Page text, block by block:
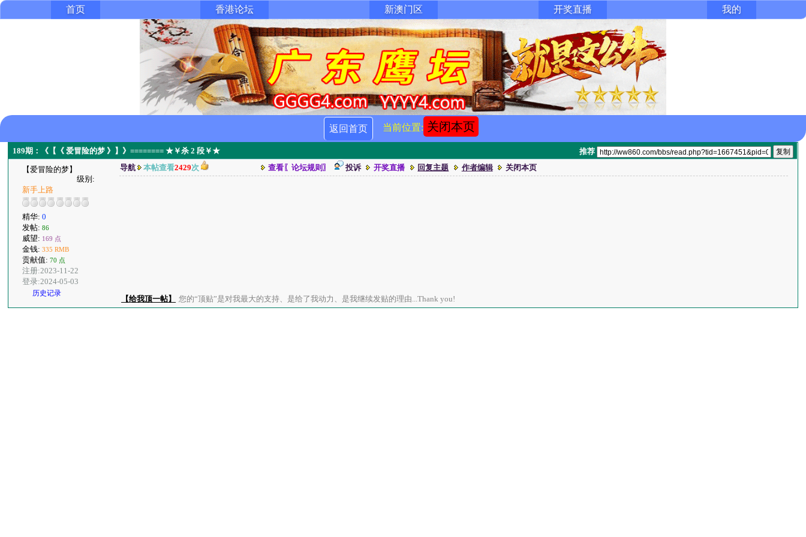
首页 香港论坛 新澳门区 开奖直播 我的
返回首页 当前位置: 关闭本页
189期：《【《 爱冒险的梦 》】》======== ★￥杀 2 段￥★ 推荐
【爱冒险的梦】
级别:
新手上路
精华:0
发帖:86
威望: 169 点
金钱:335 RMB
贡献值:70 点
注册:2023-11-22
登录:2024-05-03
历史记录
导航 本帖查看2429次 查看〖论坛规则〗 投诉 开奖直播 回复主题 作者编辑 关闭本页
【给我顶一帖】 您的“顶贴”是对我最大的支持、是给了我动力、是我继续发贴的理由...Thank you!